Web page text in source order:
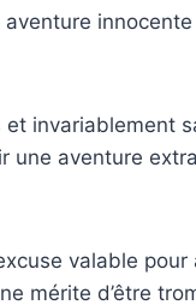
invariablement
une aventure
valable pour
mérite d’être